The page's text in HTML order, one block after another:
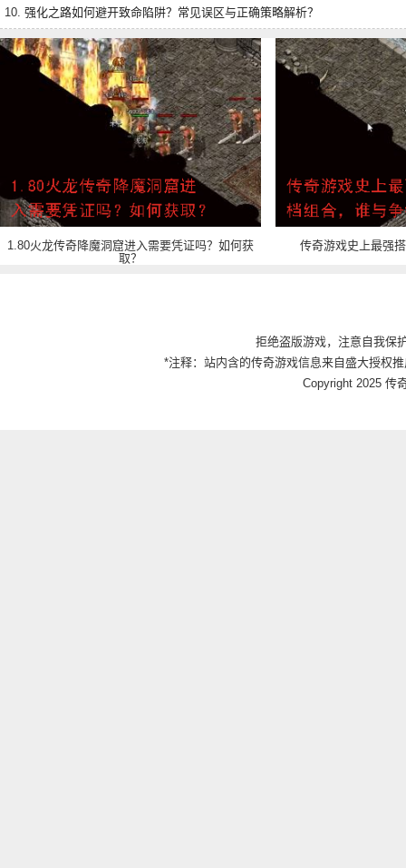
10. 强化之路如何避开致命陷阱？常见误区与正确策略解析？
1.80火龙传奇降魔洞窟进入需要凭证吗？如何获
取？
传奇游戏史上最强
拒绝盗版游戏，注意自我保
*注释：站内含的传奇游戏信息来自盛大授权
Copyright 2025 传